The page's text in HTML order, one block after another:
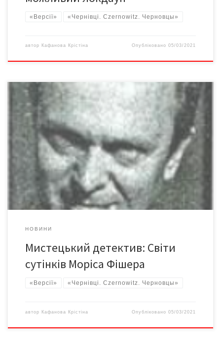
«Версії» «Чернівці. Czernowitz. Черновцы»
автор Кафанова Крістіна Опубліковано05/03/2021
Із листа автора публікації до редакції: « Творчість Моріса
Фішера – незвичайна. Це такий чорно-білий неспокій.
Емоційний і мовчазний … Працювалося цікаво! Безцінними є
повідомлення в чернівецьких газетах тієї пори. Навіть у
румунських часописах дещо знайшлося. Вони дуже скупо про
щось повідомляють. Саме повідомляють, а читати текст лише
зрідка дають. […]
НОВИНИ
Мистецький детектив: Світи
сутінків Моріса Фішера
«Версії» «Чернівці. Czernowitz. Черновцы»
автор Кафанова Крістіна Опубліковано05/03/2021